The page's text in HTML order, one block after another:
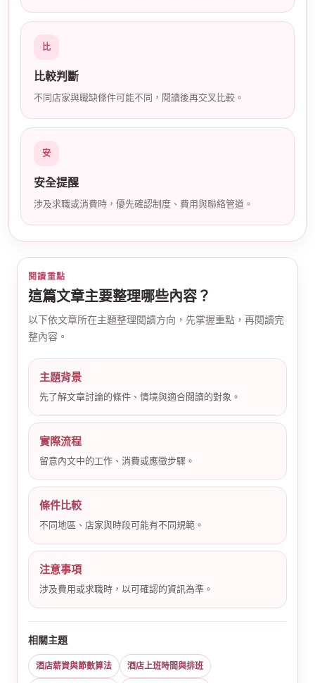
紀
比
比較判斷
不同店家與職缺條件可能不同，閱讀後再交叉比較。
安
安全提醒
涉及求職或消費時，優先確認制度、費用與聯絡管道。
閱讀重點
這篇文章主要整理哪些內容？
以下依文章所在主題整理閱讀方向，先掌握重點，再閱讀完
整內容。
主題背景
先了解文章討論的條件、情境與適合閱讀的對象。
實際流程
留意內文中的工作、消費或應徵步驟。
條件比較
不同地區、店家與時段可能有不同規範。
注意事項
涉及費用或求職時，以可確認的資訊為準。
相關主題
酒店薪資與節數算法 酒店上班時間與排班